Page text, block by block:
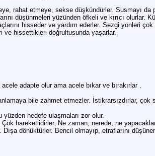
rahat etmeye, sekse düşkündürler. Susmayı da
düşünmeleri yüzünden öfkeli ve kırıcı olurlar.
hisseder ve yardım ederler. Sezgi yönleri
ve hissettikleri doğrultusunda yaşarlar.
adapte olur ama acele bıkar ve bırakırlar .
bile zahmet etmezler. İstikrarsızdırlar,
yüzden hedefe ulaşmaları zor olur.
hareketlidirler. Ne zaman, nerede, ne
Dışa dönüktürler. Bencil olmayıp, etraflarını